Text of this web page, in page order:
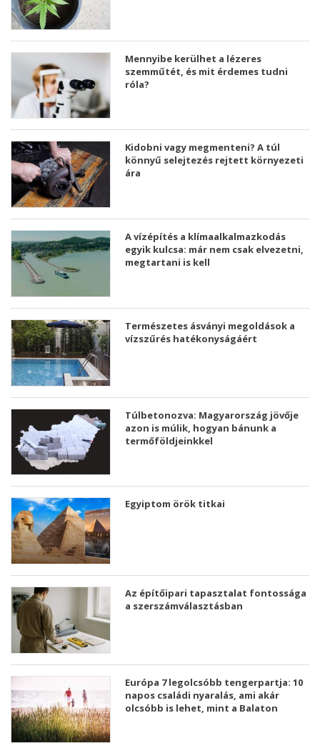
Mennyibe kerülhet a lézeres
szemműtét, és mit érdemes tudni
róla?
Kidobni vagy megmenteni? A túl
könnyű selejtezés rejtett környezeti
ára
A vízépítés a klímaalkalmazkodás
egyik kulcsa: már nem csak elvezetni,
megtartani is kell
Természetes ásványi megoldások a
vízszűrés hatékonyságáért
Túlbetonozva: Magyarország jövője
azon is múlik, hogyan bánunk a
termőföldjeinkkel
Egyiptom örök titkai
Az építőipari tapasztalat fontossága
a szerszámválasztásban
Európa 7 legolcsóbb tengerpartja: 10
napos családi nyaralás, ami akár
olcsóbb is lehet, mint a Balaton